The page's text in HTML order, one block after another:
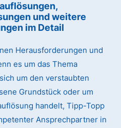
und weitere
im Detail
Herausforderungen und
es um das Thema
um den verstaubten
Grundstück oder um
handelt, Tipp-Topp
Ansprechpartner in